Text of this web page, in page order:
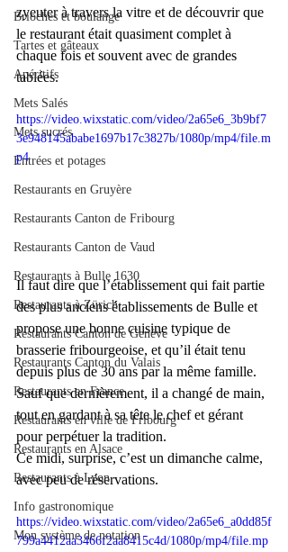
Brioches et boulange
Tartes et gâteaux
Apéritifs
Mets Salés
Mets sucrés
Entrées et potages
Restaurants en Gruyère
Restaurants Canton de Fribourg
Restaurants Canton de Vaud
Restaurants à Bulle 1630
Restaurants à Zürich
Restaurants Canton de Genève
Restaurants Canton du Valais
Restaurants en France
Restaurants en ville de Fribourg
Restaurants en Alsace
Restaurants à Lyon
Info gastronomique
Mon système de notation
zyeuter à travers la vitre et de découvrir que
le restaurant était quasiment complet à
chaque fois et souvent avec de grandes
tablées.
https://video.wixstatic.com/video/2a65e6_3b9bf7
3e948145ababe1697b17c3827b/1080p/mp4/file.m
p4
Il faut dire que l’établissement qui fait partie
des plus anciens établissements de Bulle et
propose une bonne cuisine typique de
brasserie fribourgeoise, et qu’il était tenu
depuis plus de 30 ans par la même famille.
Sauf que dernièrement, il a changé de main,
tout en gardant à sa tête le chef et gérant
pour perpétuer la tradition.
Ce midi, surprise, c’est un dimanche calme,
avec peu de réservations.
https://video.wixstatic.com/video/2a65e6_a0dd85f
799a4412aa3466f2aa8415c4d/1080p/mp4/file.mp